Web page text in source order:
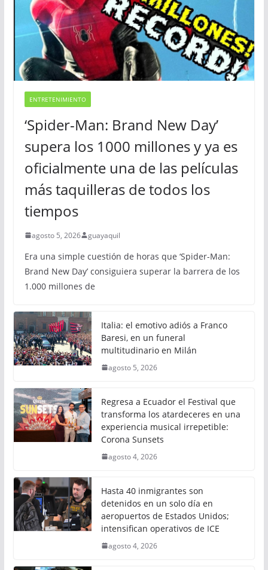
ENTRETENIMIENTO
‘Spider-Man: Brand New Day’
supera los 1000 millones y ya es
oficialmente una de las películas
más taquilleras de todos los
tiempos
agosto 5, 2026 guayaquil
Era una simple cuestión de horas que ‘Spider-Man:
Brand New Day’ consiguiera superar la barrera de los
1.000 millones de
Italia: el emotivo adiós a Franco
Baresi, en un funeral
multitudinario en Milán
agosto 5, 2026
Regresa a Ecuador el Festival que
transforma los atardeceres en una
experiencia musical irrepetible:
Corona Sunsets
agosto 4, 2026
Hasta 40 inmigrantes son
detenidos en un solo día en
aeropuertos de Estados Unidos;
intensifican operativos de ICE
agosto 4, 2026